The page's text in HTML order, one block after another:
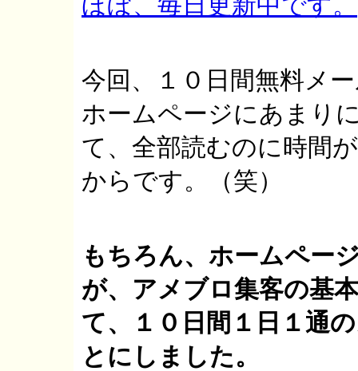
今回、１０日間無料メ
ホームページにあまり
て、全部読むのに時間
からです。（笑）
もちろん、ホームペー
が、アメブロ集客の基
て、１０日間１日１通
とにしました。